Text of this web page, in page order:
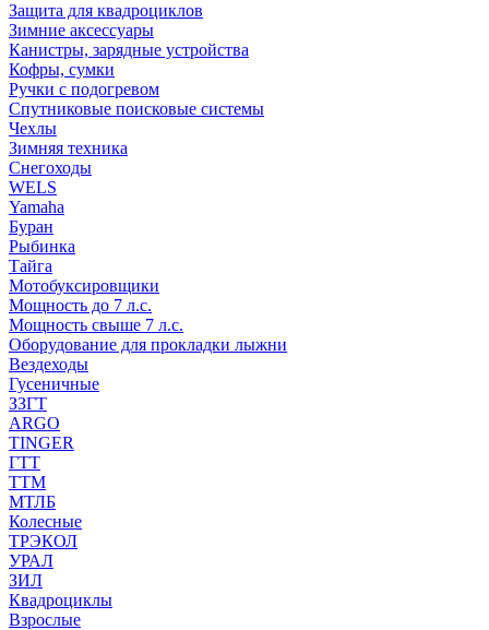
Защита для квадроциклов
Зимние аксессуары
Канистры, зарядные устройства
Кофры, сумки
Ручки с подогревом
Спутниковые поисковые системы
Чехлы
Зимняя техника
Снегоходы
WELS
Yamaha
Буран
Рыбинка
Тайга
Мотобуксировщики
Мощность до 7 л.с.
Мощность свыше 7 л.с.
Оборудование для прокладки лыжни
Вездеходы
Гусеничные
ЗЗГТ
ARGO
TINGER
ГТТ
ТТМ
МТЛБ
Колесные
ТРЭКОЛ
УРАЛ
ЗИЛ
Квадроциклы
Взрослые